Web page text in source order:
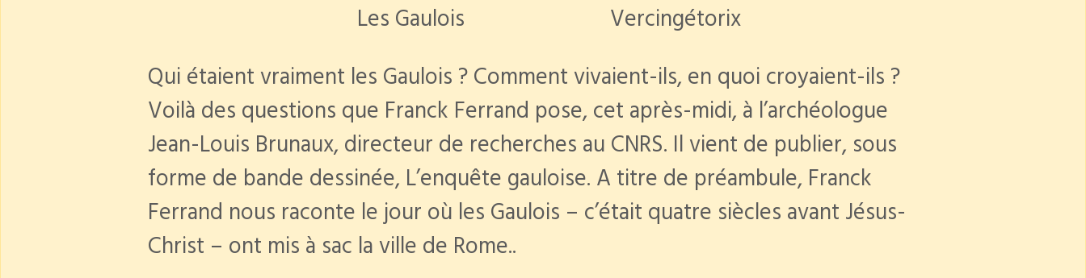
Les Gaulois
Vercingétorix
Qui étaient vraiment les Gaulois ? Comment vivaient-ils, en quoi croyaient-ils ?
Voilà des questions que Franck Ferrand pose, cet après-midi, à l’archéologue
Jean-Louis Brunaux, directeur de recherches au CNRS. Il vient de publier, sous
forme de bande dessinée, L’enquête gauloise. A titre de préambule, Franck
Ferrand nous raconte le jour où les Gaulois – c’était quatre siècles avant Jésus-
Christ – ont mis à sac la ville de Rome..